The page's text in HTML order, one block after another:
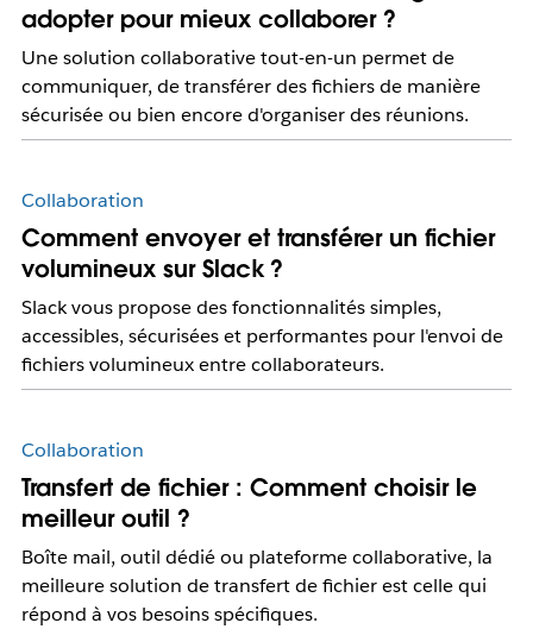
adopter pour mieux collaborer ?
Une solution collaborative tout-en-un permet de
communiquer, de transférer des fichiers de manière
sécurisée ou bien encore d'organiser des réunions.
Collaboration
Comment envoyer et transférer un fichier
volumineux sur Slack ?
Slack vous propose des fonctionnalités simples,
accessibles, sécurisées et performantes pour l'envoi de
fichiers volumineux entre collaborateurs.
Collaboration
Transfert de fichier : Comment choisir le
meilleur outil ?
Boîte mail, outil dédié ou plateforme collaborative, la
meilleure solution de transfert de fichier est celle qui
répond à vos besoins spécifiques.